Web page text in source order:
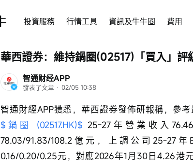
投資服務 行情工具 資訊及牛牛圈 費用
智通财经APP
發表了文章 · 02/05 10:38
華西證券：維持鍋圈(02517)「買入」評
智通財經APP獲悉，華西證券發佈研報稱，參
$鍋圈 (02517.HK)$ 25-27年營業收入
78.03/91.83/108.2億元，上調公司25-27年
0.16/0.20/0.25元，對應2026年1月30日4.26港